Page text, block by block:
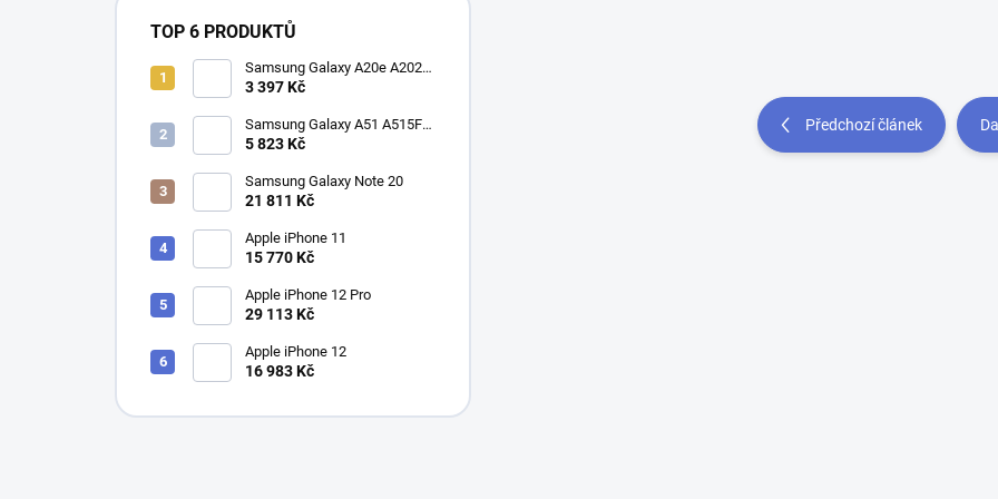
TOP 6 PRODUKTŮ
Samsung Galaxy A20e A202F
Dual SIM
3 397 Kč
Samsung Galaxy A51 A515F
Dual SIM
5 823 Kč
Samsung Galaxy Note 20
21 811 Kč
Apple iPhone 11
15 770 Kč
Apple iPhone 12 Pro
29 113 Kč
Apple iPhone 12
16 983 Kč
Předchozí článek